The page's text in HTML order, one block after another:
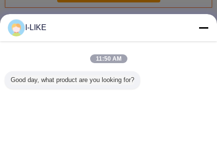
多くスプレーのペンキ
衝撃耐性 快速乾燥
金属やプラスチッ
防水 2k エアゾー
ル スプレー ペイ
I-LIKE
11:50 AM
Good day, what product are you looking for?